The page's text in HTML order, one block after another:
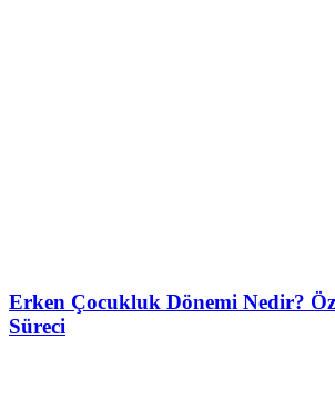
Erken Çocukluk Dönemi Nedir?
Süreci